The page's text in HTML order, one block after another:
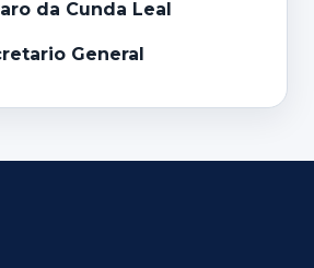
da Cunda Leal
General